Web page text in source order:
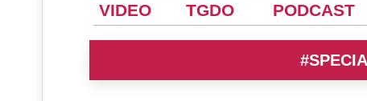
VIDEO TGDO PODCAST